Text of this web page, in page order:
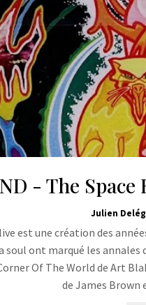
- The
Julien
live est une création des
soul ont marqué les
Of The World de Art
de James Brown